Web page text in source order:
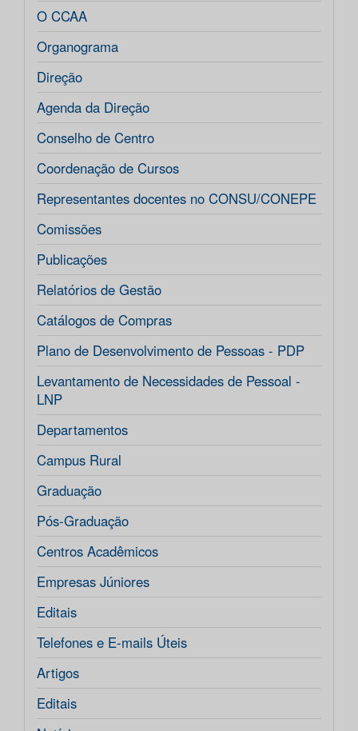
O CCAA
Organograma
Direção
Agenda da Direção
Conselho de Centro
Coordenação de Cursos
Representantes docentes no CONSU/CONEPE
Comissões
Publicações
Relatórios de Gestão
Catálogos de Compras
Plano de Desenvolvimento de Pessoas - PDP
Levantamento de Necessidades de Pessoal -
LNP
Departamentos
Campus Rural
Graduação
Pós-Graduação
Centros Acadêmicos
Empresas Júniores
Editais
Telefones e E-mails Úteis
Artigos
Editais